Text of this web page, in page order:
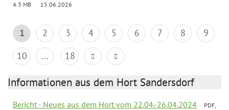
4.3 MB
15.06.2026
1 2 3 4 5 6 7 8
9
10
... 18
Informationen aus dem Hort Sandersdorf
Bericht - Neues aus dem Hort vom 22.04.-26.04.2024
PDF,